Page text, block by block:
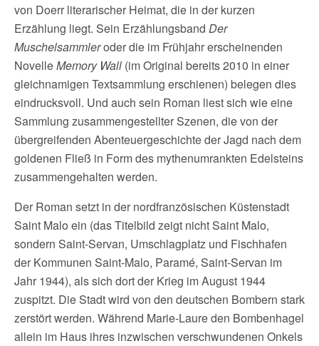
von Doerr literarischer Heimat, die in der kurzen
Erzählung liegt. Sein Erzählungsband Der
Muschelsammleroder die im Frühjahr erscheinenden
NovelleMemory Wall (im Original bereits 2010 in einer
gleichnamigen Textsammlung erschienen) belegen dies
eindrucksvoll. Und auch sein Roman liest sich wie eine
Sammlung zusammengestellter Szenen, die von der
übergreifenden Abenteuergeschichte der Jagd nach dem
goldenen Fließ in Form des mythenumrankten Edelsteins
zusammengehalten werden.
Der Roman setzt in der nordfranzösischen Küstenstadt
Saint Malo ein (das Titelbild zeigt nicht Saint Malo,
sondern Saint-Servan, Umschlagplatz und Fischhafen
der Kommunen Saint-Malo, Paramé, Saint-Servan im
Jahr 1944), als sich dort der Krieg im August 1944
zuspitzt. Die Stadt wird von den deutschen Bombern stark
zerstört werden. Während Marie-Laure den Bombenhagel
allein im Haus ihres inzwischen verschwundenen Onkels